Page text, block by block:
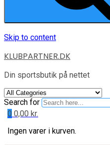
Skip to content
KLUBPARTNER.DK
Din sportsbutik på nettet
Search for
0 0,00 kr.
Ingen varer i kurven.